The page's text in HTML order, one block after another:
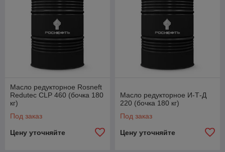
Part 2 (CL) - минеральное масло с
антиокислительной и антикоррозионной присадкой
(серия ТНК Контур, ТНК Контур Экстра)
Part 3 (CLP) - минеральное масло класса CL с
дополнительной противозадирной присадкой (серия
ТНК Редуктор CLP, ТНК Редуктор Зима CLP)
Масло редукторное Rosneft
Redutec CLP 460 (бочка 180
кг)
Под заказ
Цену уточняйте
Масло редукторное И-Т-Д
220 (бочка 180 кг)
Под заказ
Цену уточняйте